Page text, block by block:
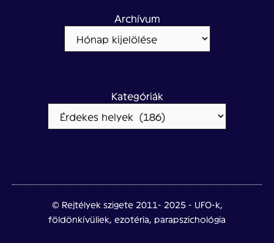
Archívum
Kategóriák
© Rejtélyek szigete 2011- 2025 - UFO-k,
földönkívüliek, ezotéria, parapszichológia